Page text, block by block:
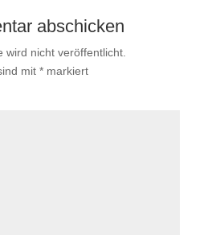
abschicken
wird nicht veröffentlicht.
mit *markiert